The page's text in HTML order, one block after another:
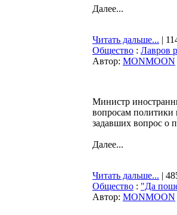
Далее...
Читать дальше... |
Общество : Лавров
Автор: MONMOON
Министр
вопросам политики
задавших вопрос о
Далее...
Читать дальше... |
Общество : "Да
Автор: MONMOON